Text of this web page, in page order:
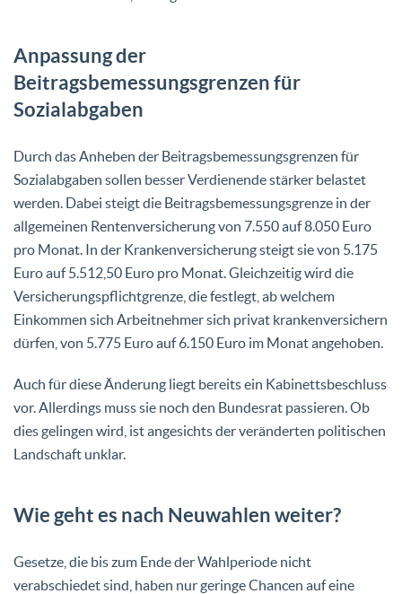
Anpassung der
Beitragsbemessungsgrenzen für
Sozialabgaben
Durch das Anheben der Beitragsbemessungsgrenzen für
Sozialabgaben sollen besser Verdienende stärker belastet
werden. Dabei steigt die Beitragsbemessungsgrenze in der
allgemeinen Rentenversicherung von 7.550 auf 8.050 Euro
pro Monat. In der Krankenversicherung steigt sie von 5.175
Euro auf 5.512,50 Euro pro Monat. Gleichzeitig wird die
Versicherungspflichtgrenze, die festlegt, ab welchem
Einkommen sich Arbeitnehmer sich privat krankenversichern
dürfen, von 5.775 Euro auf 6.150 Euro im Monat angehoben.
Auch für diese Änderung liegt bereits ein Kabinettsbeschluss
vor. Allerdings muss sie noch den Bundesrat passieren. Ob
dies gelingen wird, ist angesichts der veränderten politischen
Landschaft unklar.
Wie geht es nach Neuwahlen weiter?
Gesetze, die bis zum Ende der Wahlperiode nicht
verabschiedet sind, haben nur geringe Chancen auf eine